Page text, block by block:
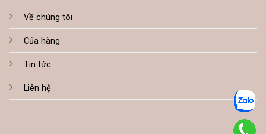
Về chúng tôi
Của hàng
Tin tức
Liên hệ